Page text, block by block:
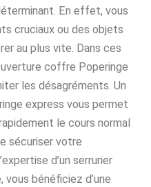
En effet, vous
cruciaux ou des objets
au plus vite. Dans ces
coffre Poperinge
les désagréments. Un
express vous permet
le cours normal
sécuriser votre
d’un serrurier
bénéficiez d’une